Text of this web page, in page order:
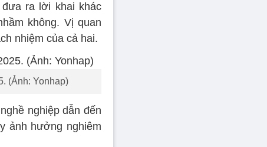
ra lời khai khác
không. Vị quan
nhiệm của cả hai.
(Ảnh: Yonhap)
nghiệp dẫn đến
ảnh hưởng nghiêm